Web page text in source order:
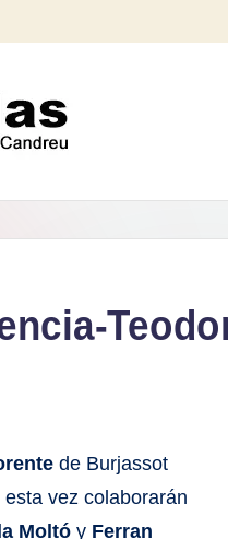
de Burjassot
vez colaborarán
Moltó y Ferran